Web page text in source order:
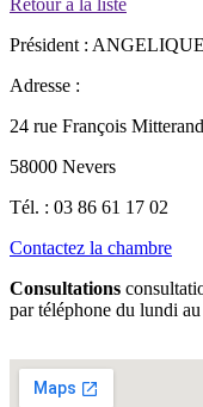
Président :
Adresse :
24 rue François Mitterand
58000 Nevers
Tél. : 03 86 61 17 02
Contactez la chambre
Consultations
par téléphone du lundi